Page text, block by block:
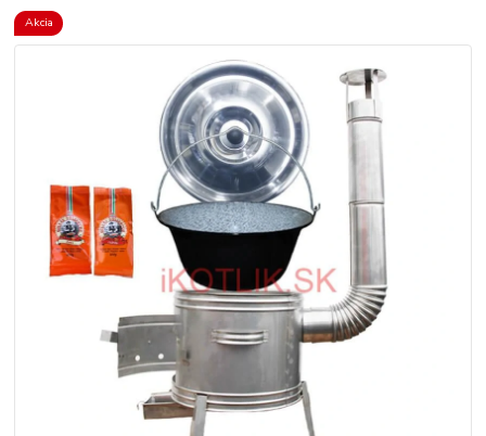
Akcia